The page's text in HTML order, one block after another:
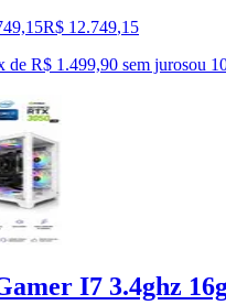
R$ 12.749,15
de R$ 1.499,90 sem jurosou
I7 3.4ghz